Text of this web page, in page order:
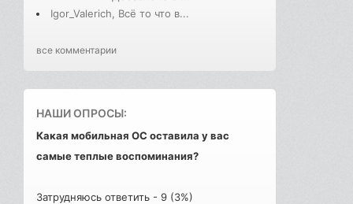
Igor_Valerich, Всё то что в...
все комментарии
НАШИ ОПРОСЫ:
Какая мобильная ОС оставила у вас
самые теплые воспоминания?
Затрудняюсь ответить - 9 (3%)